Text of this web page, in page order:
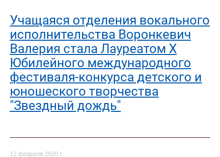
Учащаяся отделения вокального
исполнительства Воронкевич
Валерия стала Лауреатом X
Юбилейного международного
фестиваля-конкурса детского и
юношеского творчества
"Звездный дождь"
12 февраля 2020 г.